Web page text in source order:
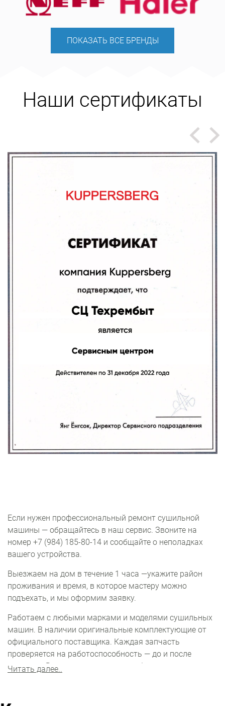
ПОКАЗАТЬ ВСЕ БРЕНДЫ
Наши сертификаты
Если нужен профессиональный ремонт сушильной
машины — обращайтесь в наш сервис. Звоните на
номер +7 (984) 185-80-14 и сообщайте о неполадках
вашего устройства.
Выезжаем на дом в течение 1 часа —укажите район
проживания и время, в которое мастеру можно
подъехать, и мы оформим заявку.
Работаем с любыми марками и моделями сушильных
машин. В наличии оригинальные комплектующие от
официального поставщика. Каждая запчасть
проверяется на работоспособность — до и после
монтажа. Все детали храним на собственном складе.
Читать далее..